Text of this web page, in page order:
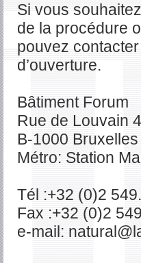
Si vous
de la procédure
pouvez
d’ouverture.
Bâtiment Forum
Rue de Louvain
B-1000 Bruxelles
Métro: Station
Tél :+32 (0)2
Fax :+32 (0)2
e-mail: